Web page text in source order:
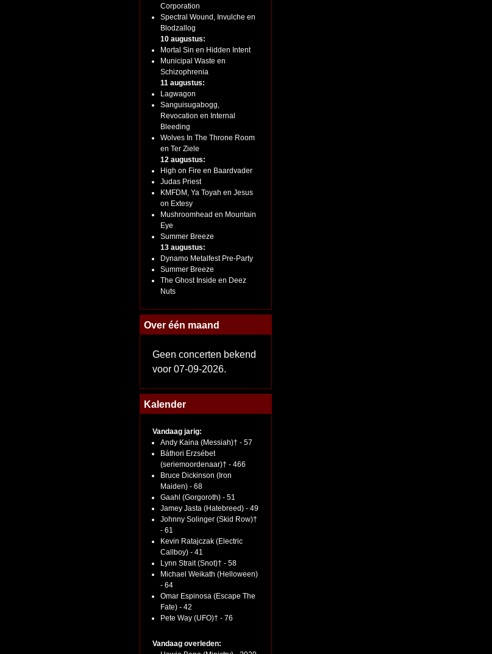
Corporation
Spectral Wound, Invulche en
Blodzallog
10 augustus:
Mortal Sin en Hidden Intent
Municipal Waste en
Schizophrenia
11 augustus:
Lagwagon
Sanguisugabogg,
Revocation en Internal
Bleeding
Wolves In The Throne Room
en Ter Ziele
12 augustus:
High on Fire en Baardvader
Judas Priest
KMFDM, Ya Toyah en Jesus
on Extesy
Mushroomhead en Mountain
Eye
Summer Breeze
13 augustus:
Dynamo Metalfest Pre-Party
Summer Breeze
The Ghost Inside en Deez
Nuts
Over één maand
Geen concerten bekend
voor 07-09-2026.
Kalender
Vandaag jarig:
Andy Kaina (Messiah)† - 57
Báthori Erzsébet
(seriemoordenaar)† - 466
Bruce Dickinson (Iron
Maiden) - 68
Gaahl (Gorgoroth) - 51
Jamey Jasta (Hatebreed) - 49
Johnny Solinger (Skid Row)†
- 61
Kevin Ratajczak (Electric
Callboy) - 41
Lynn Strait (Snot)† - 58
Michael Weikath (Helloween)
- 64
Omar Espinosa (Escape The
Fate) - 42
Pete Way (UFO)† - 76
Vandaag overleden: